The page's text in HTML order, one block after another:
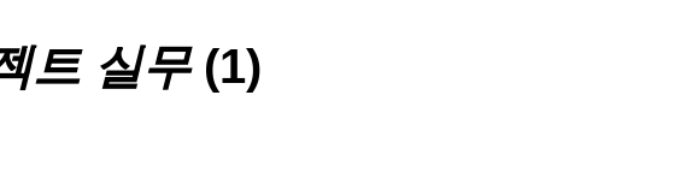
트 실무(1)